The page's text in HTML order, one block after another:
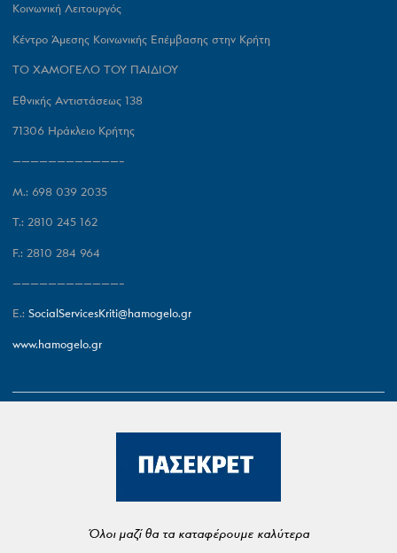
Κοινωνική Λειτουργός
Kέντρο Άμεσης Κοινωνικής Επέμβασης στην Κρήτη
ΤΟ ΧΑΜΟΓΕΛΟ ΤΟΥ ΠΑΙΔΙΟΥ
Εθνικής Αντιστάσεως 138
71306 Ηράκλειο Κρήτης
————————————–
M.: 698 039 2035
T.: 2810 245 162
F.: 2810 284 964
————————————–
E.:SocialServicesKriti@hamogelo.gr
www.hamogelo.gr
Όλοι μαζί θα τα καταφέρουμε καλύτερα